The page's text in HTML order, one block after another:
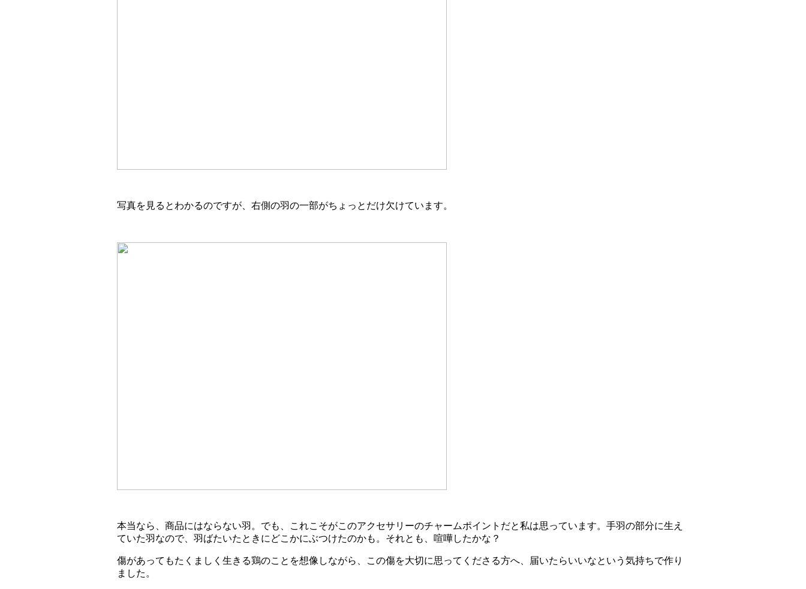
写真を見るとわかるのですが、右側の羽の一部がちょっとだけ欠けています。
本当なら、商品にはならない羽。でも、これこそがこのアクセサリーのチャームポイントだと私は思っています。手羽の部分に生え
ていた羽なので、羽ばたいたときにどこかにぶつけたのかも。それとも、喧嘩したかな？
傷があってもたくましく生きる鶏のことを想像しながら、この傷を大切に思ってくださる方へ、届いたらいいなという気持ちで作り
ました。